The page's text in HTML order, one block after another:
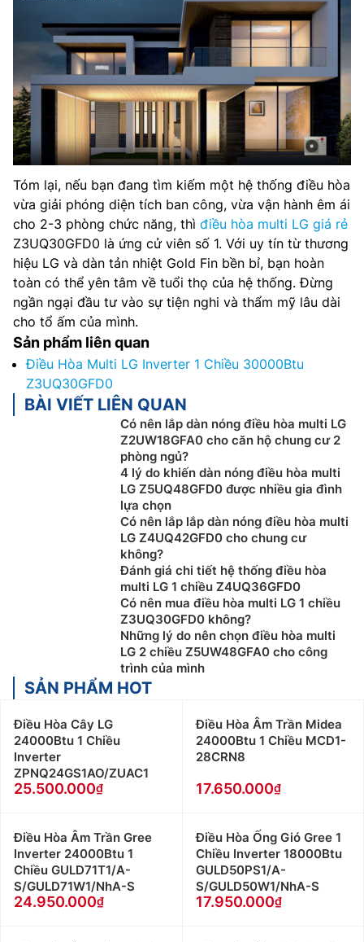
Tóm lại, nếu bạn đang tìm kiếm một hệ thống điều hòa
vừa giải phóng diện tích ban công, vừa vận hành êm ái
cho 2-3 phòng chức năng, thì điều hòa multi LG giá rẻ
Z3UQ30GFD0 là ứng cử viên số 1. Với uy tín từ thương
hiệu LG và dàn tản nhiệt Gold Fin bền bỉ, bạn hoàn
toàn có thể yên tâm về tuổi thọ của hệ thống. Đừng
ngần ngại đầu tư vào sự tiện nghi và thẩm mỹ lâu dài
cho tổ ấm của mình.
Sản phẩm liên quan
Điều Hòa Multi LG Inverter 1 Chiều 30000Btu
Z3UQ30GFD0
BÀI VIẾT LIÊN QUAN
Có nên lắp dàn nóng điều hòa multi LG
Z2UW18GFA0 cho căn hộ chung cư 2
phòng ngủ?
4 lý do khiến dàn nóng điều hòa multi
LG Z5UQ48GFD0 được nhiều gia đình
lựa chọn
Có nên lắp lắp dàn nóng điều hòa multi
LG Z4UQ42GFD0 cho chung cư
không?
Đánh giá chi tiết hệ thống điều hòa
multi LG 1 chiều Z4UQ36GFD0
Có nên mua điều hòa multi LG 1 chiều
Z3UQ30GFD0 không?
Những lý do nên chọn điều hòa multi
LG 2 chiều Z5UW48GFA0 cho công
trình của mình
SẢN PHẨM HOT
Điều Hòa Cây LG
24000Btu 1 Chiều
Inverter
ZPNQ24GS1AO/ZUAC1
25.500.000
Điều Hòa Âm Trần Midea
24000Btu 1 Chiều MCD1-
28CRN8
17.650.000
Điều Hòa Âm Trần Gree
Inverter 24000Btu 1
Chiều GULD71T1/A-
S/GULD71W1/NhA-S
24.950.000
Điều Hòa Ống Gió Gree 1
Chiều Inverter 18000Btu
GULD50PS1/A-
S/GULD50W1/NhA-S
17.950.000